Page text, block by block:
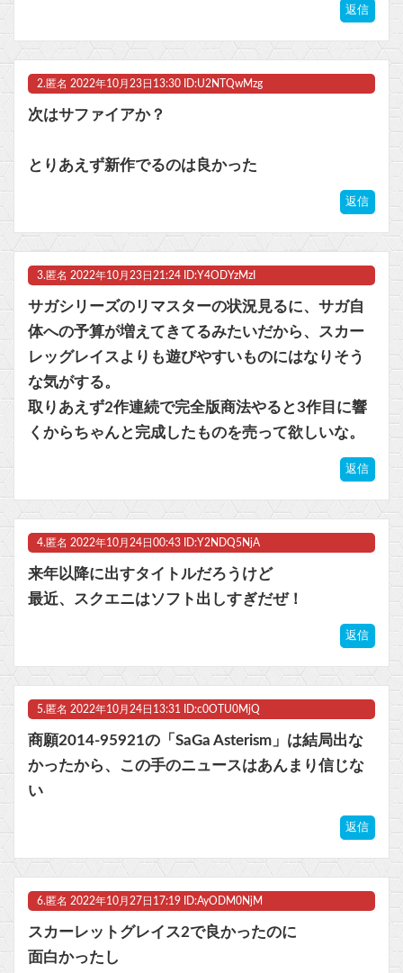
【悲報】『みいちゃんと山田さん』作者さん、反社・Z李界隈との繋がりが確定か！？と話題に 「最悪、反社に資金が流れかねない問題。企業の責任は？」
ビットコイン再び1600万円へ。ドル円は147円に
返信
2. 匿名 2022年10月23日13:30 ID:U2NTQwMzg
次はサファイアか？
とりあえず新作でるのは良かった
返信
3. 匿名 2022年10月23日21:24 ID:Y4ODYzMzI
サガシリーズのリマスターの状況見るに、サガ自
体への予算が増えてきてるみたいだから、スカー
レッグレイスよりも遊びやすいものにはなりそう
な気がする。
取りあえず2作連続で完全版商法やると3作目に響
くからちゃんと完成したものを売って欲しいな。
返信
4. 匿名 2022年10月24日00:43 ID:Y2NDQ5NjA
来年以降に出すタイトルだろうけど
最近、スクエニはソフト出しすぎだぜ！
返信
5. 匿名 2022年10月24日13:31 ID:c0OTU0MjQ
商願2014-95921の「SaGa Asterism」は結局出な
かったから、この手のニュースはあんまり信じな
い
返信
6. 匿名 2022年10月27日17:19 ID:AyODM0NjM
スカーレットグレイス2で良かったのに
面白かったし